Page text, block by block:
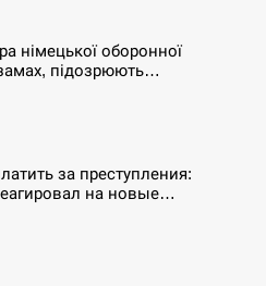
німецької оборонної
підозрюють…
за преступления:
на новые…